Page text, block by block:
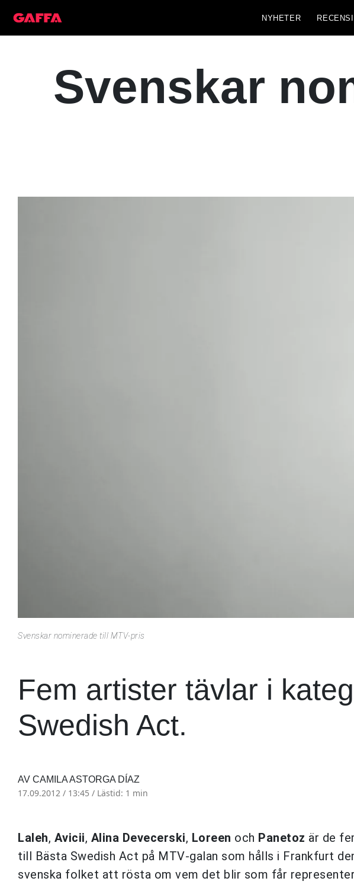
NYHETER
Svenskar
Svenskar nominerade till MTV-pris
Fem artister tävlar i
Swedish Act.
AV CAMILA ASTORGA DÍAZ
17.09.2012 / 13:45 / Lästid: 1 min
Laleh, Avicii, Alina Devecerski, Loreen och Panetoz är de
till Bästa Swedish Act på MTV-galan som hålls i Frankfurt
svenska folket att rösta om vem det blir som får